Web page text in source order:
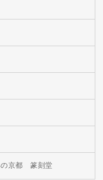
の京都 篆刻堂